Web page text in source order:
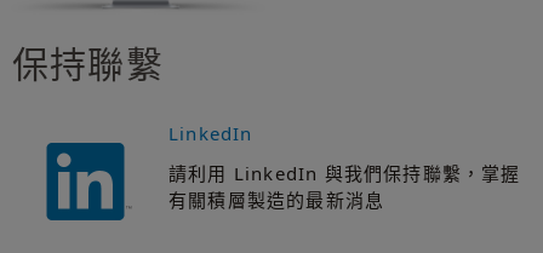
保持聯繫
LinkedIn
請利用 LinkedIn 與我們保持聯繫，掌握
有關積層製造的最新消息